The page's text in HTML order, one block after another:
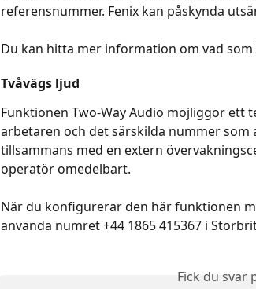
referensnummer. Fenix kan påskynda
Du kan hitta mer information om vad
Tvåvägs ljud
Funktionen Two-Way Audio möjliggör ett
arbetaren och det särskilda nummer som
tillsammans med en extern
operatör omedelbart.
När du konfigurerar den här funktionen
använda numret +44 1865 415367 i
Fick du svar